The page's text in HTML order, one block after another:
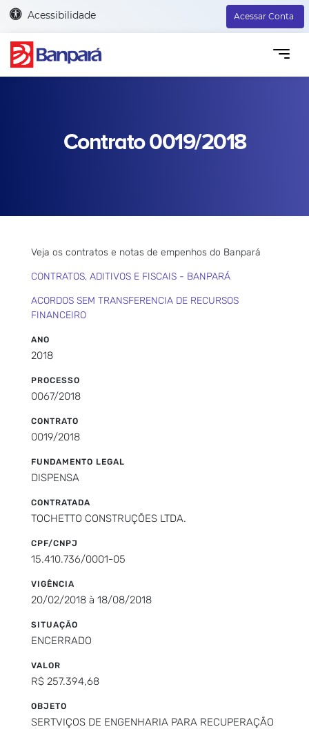
Acessibilidade Acessar Conta
Contrato 0019/2018
Veja os contratos e notas de empenhos do Banpará
CONTRATOS, ADITIVOS E FISCAIS - BANPARÁ
ACORDOS SEM TRANSFERENCIA DE RECURSOS
FINANCEIRO
ANO
2018
PROCESSO
0067/2018
CONTRATO
0019/2018
FUNDAMENTO LEGAL
DISPENSA
CONTRATADA
TOCHETTO CONSTRUÇÕES LTDA.
CPF/CNPJ
15.410.736/0001-05
VIGÊNCIA
20/02/2018 à 18/08/2018
SITUAÇÃO
ENCERRADO
VALOR
R$ 257.394,68
OBJETO
SERTVIÇOS DE ENGENHARIA PARA RECUPERAÇÃO